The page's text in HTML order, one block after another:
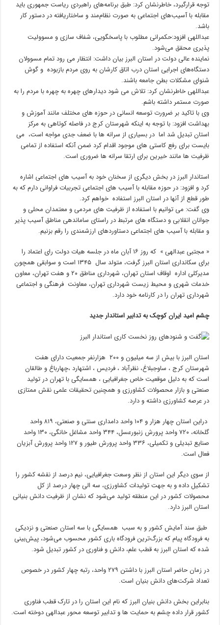
توجه قرارگیرد، خاطرنشان کرد: طبق برنامه‌های راهبردی ریاست جمهوری باید
مقابله با آسیب‌های اجتماعی به صورت نظام‌مند و ساختاریافته در دستور کار
باشد.
عبداللهی افزود:حکمرانی مطلوب با پاسخگویی، شفاف سازی و مسوولیت
پذیری محقق می‌شود.
نماینده عالی دولت در استان البرز بیان داشت: انتظار می رود تمام مسوولان
دستگاه‌های اجرایی استان درب اتاق کارشان به روی مردم بازبوده و گوش
شنوای مشکلات بطن جامعه باشند.
عبداللهی خاطرنشان کرد: تلاش می شود دیدارهای چهره به چهره با مردم را به
صورت مستمر داشته باشم.
وی با تاکید بر ضرورت توسعه انسانی در حوزه های مختلف مانند آموزش و
بهداشت افزود: با توجه به اینکه شهرستان کرج در فاصله کوتاهی به مرکز
استان تبدیل شد اما در بسیاری از سرانه ها با ضعف جدی مواجه است، می
بایست برای رفع کاستی های موجود اقدام کرد ضمن آنکه استفاده از تمامی
ظرفیت ها مانند خیرین برای ارتقا سرانه ها ضروری است.
استاندار البرز در بخش دیگری از سخنان خود به آسیب های اجتماعی اشاره
کرد و افزود: در حوزه مقابله با آسیب های اجتماعی تجربیات فراوانی دارم که به
طور قطع از آنها در استان البرز استفاده خواهم کرد.
وی گفت: می توانیم با استفاده از ظرفیت های مردمی و معتمدان محلی و
جوانان انقلابی و دستگاه های مرتبط در راستای ساماندهی مناطق آسیب پذیر
و مقابله با آسیب های اجتماعی دستاوردهای ارزشمندی را رقم بزنیم.
« مجتبی عبدالهی » که روز ۱۶ آبان ماه در جلسه هیات دولت رای اعتماد را
برای سکانداری استان البرز گرفت، متولد سال ۱۳۴۵ است و سوابقی همچون
مدیرکلی اداره اوقاف استان تهران، شهرداری مناطق ۲۰ و هفت تهران، معاون
خدمات شهری و محیط زیست شهرداری تهران، معاونت فرهنگی و اجتماعی
شهرداری تهران را در کارنامه خود دارد.
چشم امید ایران کوچک به تدابیر استاندار جدید
استان البرز با بیش از سه میلیون و ۲۰۰ هزارنفر جمعیت دارای هفت
شهرستان کرج ، ساوجبلاغ، نظرآباد ، فردیس ، اشتهارد ،چهارباغ و طالقان
است که به دلیل موقعیت خاص جغرافیایی ، همسایگی با تهران در تولید
صنعتی و بازار محصولات کشاورزی و همچنین تحقیقات علمی نقش ممتازی
در عرصه کشاورزی داشته و دارد.
دراین استان چهار هزار و ۱۰۴ واحد دامداری سنتی و صنعتی، ۸۱۹ واحد
گلخانه، ۷۲۰ واحد پرورش زنبورعسل، ۳۴۴ واحد مشاغل خانگی، ۱۳۰ واحد
صنایع تبدیلی و تکمیلی، ۳۳۶ واحد پرورش طیور و ۱۲۷ واحد پرورش آبزیان
فعال است.
از سوی دیگر این استان از نظر وسعت جغرافیایی، نیم درصد از نقشه کشور را
تشکیل داده و به جهت تولیدات کشاورزی، سه الی چهار درصد از کل
محصولات کشور در این منطقه تولید می‌شود که نشان از ظرفیت دانش بنیانی
استان البرز دارد.
طبق سند آمایش کشور و به سبب همسایگی با سه استان صنعتی و نزدیکی
به فرودگاه پیام که بزرگ‌ترین فرودگاه باری کشور محسوب می‌شود، پیش‌بینی
شده که استان البرز به قطب علم، دانش و فناوری در کشور تبدیل شود.
در زمان حاضر استان البرز با داشتن ۲۷۹ واحد، رتبه چهار کشور در خصوص
تعداد شرکت‌های دانش بنیان است.
بنابراین بخش دانش بنیان البرز که نام این استان را در تارک قطب فناوری
کشور قرار داده چشم به حمایت ها و تدابیر توسعه محور عبدالهی دوخته است.